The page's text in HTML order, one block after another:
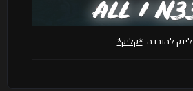
לינק להורדה:*קליק*